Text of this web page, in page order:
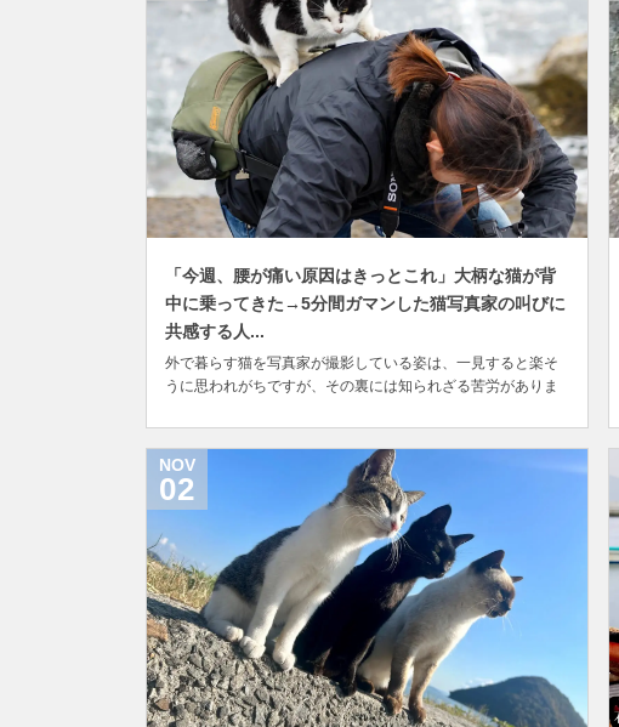
「今週、腰が痛い原因はきっとこれ」大柄な猫が背
中に乗ってきた→5分間ガマンした猫写真家の叫びに
共感する人...
外で暮らす猫を写真家が撮影している姿は、一見すると楽そ
うに思われがちですが、その裏には知られざる苦労がありま
頼されたり、猫の安全に配慮したり、場所によっては撮影許
可が必要だったりとその苦労はさまざまです。 猫写真家の町
田奈穂さんが、香川県の瀬戸内海に浮かぶ佐柳島（さ...
NOV
02